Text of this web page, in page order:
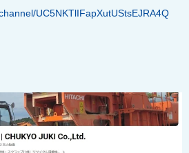
UC5NKTlIFapXutUStsEJRA4Q